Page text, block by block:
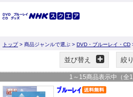
トップ> 商品ジャンルで選ぶ > DVD・ブルーレイ・CD
並び替え 絞
1 ～ 15商品表示中（全